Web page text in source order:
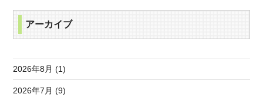
アーカイブ
2026年8月 (1)
2026年7月 (9)